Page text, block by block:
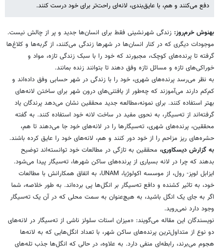
دفع می‌کنند و هم، با عایق‌بندی،‌ لانه‌ای راحت‌تر برای خود درست کنند.
بهنوش خرم‌روز: زندگی شهرنشینی فقط برای انسان‌ها جدید و پر از چالش نیست.
موجودات دیگری که در کنار انسان‌ها در شهرها زندگی می‌کنند، از گربه‌ها و کلاغ‌ها
گرفته تا پرنده‌های کوچک، مجبورند که خود را با سبک زندگی تازه، مواد و
خوراکی‌های تازه و مسائل تازه وفق دهند تا بتوانند زنده بمانند.
به نظر می‌رسد پرنده‌های شهری، خود را با زندگی در شهر حسابی وفق داده‌اند و
کم‌کم دارند می‌آموزند که چه‌طور از یافتنی‌های درون شهر برای ساختن لانه‌های
بهتر استفاده کنند. برای نمونه،مطالعه جدید محققین نشان می‌دهد پرندگان یاد
گرفته‌اند از ته‌سیگار، به نحوی مفید در ساخت لانه خود استفاده کنند. به گفته
محققین، پرنده‌های شهری، ته‌سیگار‌ها را در لانه‌های خود جا می‌دهند تا هم،
حشره‌های ریز مزاحم را از خود دور کنند و هم، لانه‌های خود را عایق کرده باشند.
به گزارش دیسکاوری، محققین به تازگی در مطالعات خود توانسته‌اند توضیح
بدهند که چرا در لانه بسیاری از پرنده‌های ساکن شهرها، ته‌سیگار پیدا می‌شود.
ایزابل لوپز- رول، از موسسه اکولوژیا، UNAM، به اتفاق همکارانش با مطالعات
خود، ‌به تاثیر کشنده و دافع ته‌سیگار بر انگل‌ها پی برده‌اند. به طور خلاصه، شما
اگر به جای یک انگل باشید، به هیچ‌عنوان به سمت محلی که در آن یک ته‌سیگار
وجود دارد نمی‌روید.
نویسندگان این مقاله می‌گویند: «میزان استات سلولز ناشی از ته‌سیگار در لانه‌های
دو نوع از متداول‌ترین پرنده‌های ساکن شهر، با تعداد انگل‌هایی که به لانه‌ها
هجوم می‌برند، رابطه‌ای منفی دارد. به علاوه، در حالی که انگل‌ها جذب تله‌های